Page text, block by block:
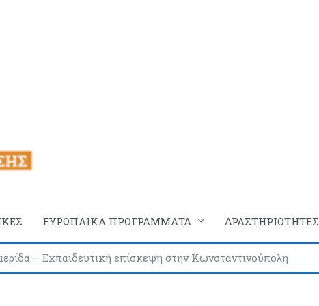
ΕΥΡΩΠΑΙΚΑ ΠΡΟΓΡΑΜΜΑΤΑ ΔΡΑΣΤΗΡΙΟΤΗΤΕΣ
– Eκπαιδευτική επίσκεψη στην Κωνσταντινούπολη